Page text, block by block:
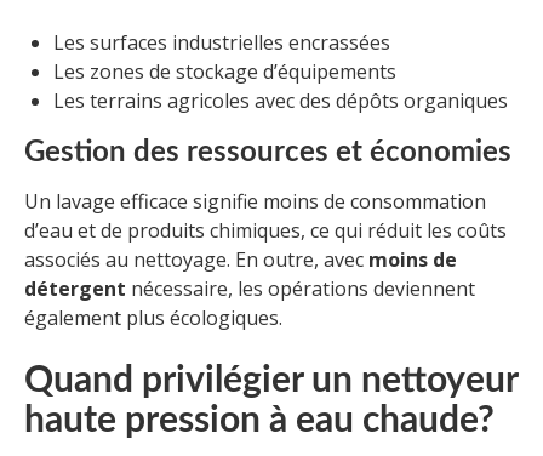
Les surfaces industrielles encrassées
Les zones de stockage d’équipements
Les terrains agricoles avec des dépôts organiques
Gestion des ressources et économies
Un lavage efficace signifie moins de consommation
d’eau et de produits chimiques, ce qui réduit les coûts
associés au nettoyage. En outre, avec moins de
détergent nécessaire, les opérations deviennent
également plus écologiques.
Quand privilégier un nettoyeur
haute pression à eau chaude?